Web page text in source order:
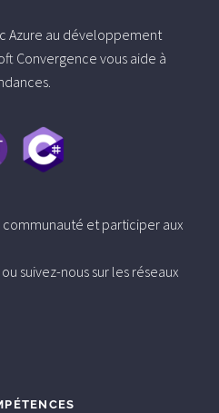
Azure au développement
Convergence vous aide à
et participer aux
suivez-nous sur les réseaux